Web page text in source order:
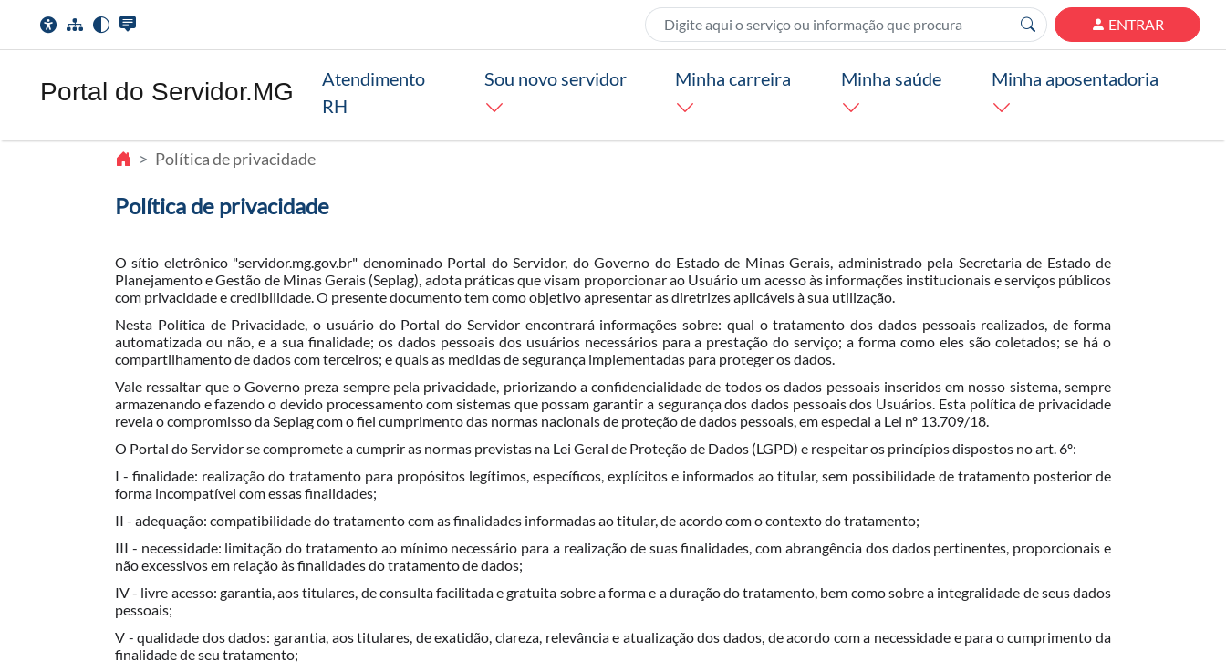
ENTRAR
Portal do Servidor.MG
Atendimento
RH
Sou novo servidor Minha carreira Minha saúde Minha aposentadoria
Política de privacidade
Política de privacidade
O sítio eletrônico "servidor.mg.gov.br" denominado Portal do Servidor, do Governo do Estado de Minas Gerais, administrado pela Secretaria de Estado de
Planejamento e Gestão de Minas Gerais (Seplag), adota práticas que visam proporcionar ao Usuário um acesso às informações institucionais e serviços públicos
com privacidade e credibilidade. O presente documento tem como objetivo apresentar as diretrizes aplicáveis à sua utilização.
Nesta Política de Privacidade, o usuário do Portal do Servidor encontrará informações sobre: qual o tratamento dos dados pessoais realizados, de forma
automatizada ou não, e a sua finalidade; os dados pessoais dos usuários necessários para a prestação do serviço; a forma como eles são coletados; se há o
compartilhamento de dados com terceiros; e quais as medidas de segurança implementadas para proteger os dados.
Vale ressaltar que o Governo preza sempre pela privacidade, priorizando a confidencialidade de todos os dados pessoais inseridos em nosso sistema, sempre
armazenando e fazendo o devido processamento com sistemas que possam garantir a segurança dos dados pessoais dos Usuários. Esta política de privacidade
revela o compromisso da Seplag com o fiel cumprimento das normas nacionais de proteção de dados pessoais, em especial a Lei nº 13.709/18.
O Portal do Servidor se compromete a cumprir as normas previstas na Lei Geral de Proteção de Dados (LGPD) e respeitar os princípios dispostos no art. 6º:
I - finalidade: realização do tratamento para propósitos legítimos, específicos, explícitos e informados ao titular, sem possibilidade de tratamento posterior de
forma incompatível com essas finalidades;
II - adequação: compatibilidade do tratamento com as finalidades informadas ao titular, de acordo com o contexto do tratamento;
III - necessidade: limitação do tratamento ao mínimo necessário para a realização de suas finalidades, com abrangência dos dados pertinentes, proporcionais e
não excessivos em relação às finalidades do tratamento de dados;
IV - livre acesso: garantia, aos titulares, de consulta facilitada e gratuita sobre a forma e a duração do tratamento, bem como sobre a integralidade de seus dados
pessoais;
V - qualidade dos dados: garantia, aos titulares, de exatidão, clareza, relevância e atualização dos dados, de acordo com a necessidade e para o cumprimento da
finalidade de seu tratamento;